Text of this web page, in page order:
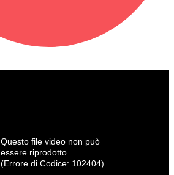
Questo file video non può
essere riprodotto.
(Errore di Codice: 102404)